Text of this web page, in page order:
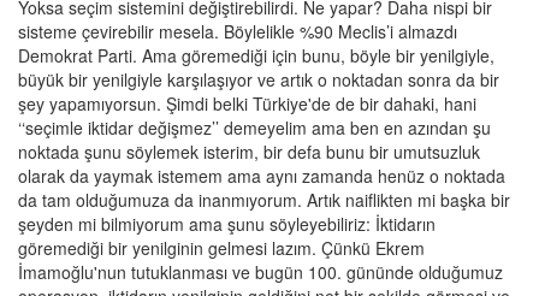
Yoksa seçim sistemini değiştirebilirdi. Ne yapar? Daha nispi bir
sisteme çevirebilir mesela. Böylelikle %90 Meclis’i almazdı
Demokrat Parti. Ama göremediği için bunu, böyle bir yenilgiyle,
büyük bir yenilgiyle karşılaşıyor ve artık o noktadan sonra da bir
şey yapamıyorsun. Şimdi belki Türkiye'de de bir dahaki, hani
‘‘seçimle iktidar değişmez’’ demeyelim ama ben en azından şu
noktada şunu söylemek isterim, bir defa bunu bir umutsuzluk
olarak da yaymak istemem ama aynı zamanda henüz o noktada
da tam olduğumuza da inanmıyorum. Artık naiflikten mi başka bir
şeyden mi bilmiyorum ama şunu söyleyebiliriz: İktidarın
göremediği bir yenilginin gelmesi lazım. Çünkü Ekrem
İmamoğlu'nun tutuklanması ve bugün 100. gününde olduğumuz